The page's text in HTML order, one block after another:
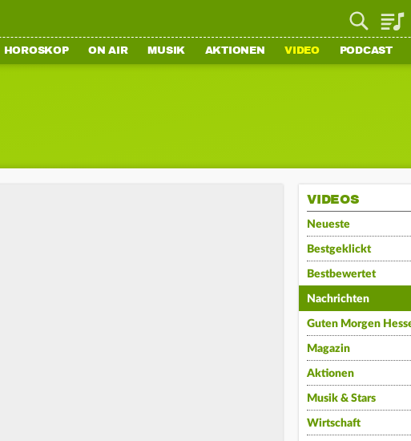
HOROSKOP ON AIR MUSIK AKTIONEN VIDEO PODCAST
VIDEOS
Neueste
Bestgeklickt
Bestbewertet
Nachrichten
Guten Morgen
Magazin
Aktionen
Musik & Stars
Wirtschaft